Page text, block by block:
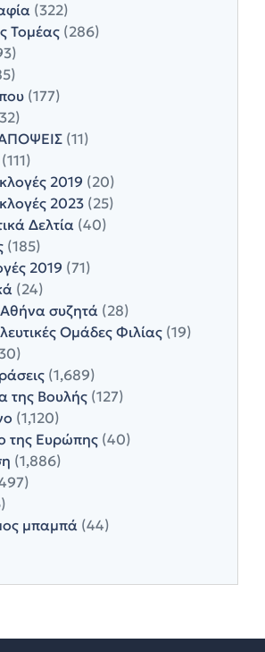
(322)
Τομέας (286)
(177)
(11)
(111)
2019 (20)
2023 (25)
Δελτία (40)
(185)
2019 (71)
(24)
συζητά (28)
Ομάδες Φιλίας (19)
(1,689)
της Βουλής (127)
(1,120)
της Ευρώπης (40)
(1,886)
μπαμπά (44)